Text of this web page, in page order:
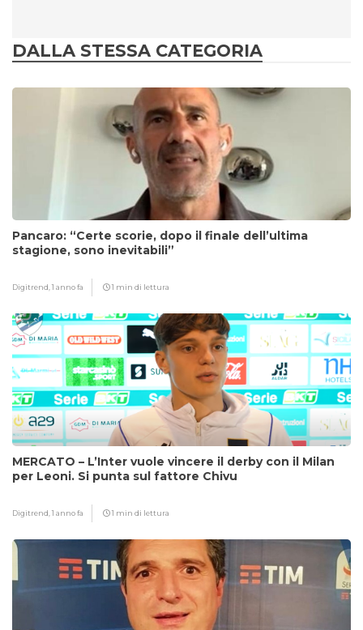
DALLA STESSA CATEGORIA
Pancaro: “Certe scorie, dopo il finale dell’ultima
stagione, sono inevitabili”
Digitrend,1 anno fa 1 min di lettura
MERCATO – L’Inter vuole vincere il derby con il Milan
per Leoni. Si punta sul fattore Chivu
Digitrend,1 anno fa 1 min di lettura